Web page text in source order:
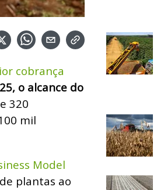
cobrança
o alcance do
320
mil
Model
plantas ao